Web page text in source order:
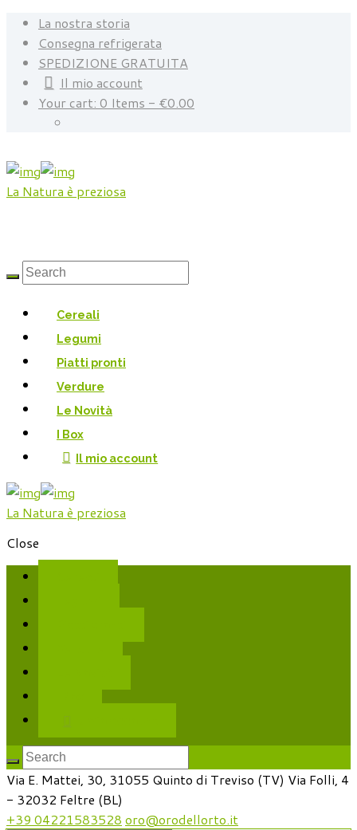
La nostra storia
Consegna refrigerata
SPEDIZIONE GRATUITA
Il mio account
Your cart: 0 Items - €0.00
La Natura è preziosa
Cereali
Legumi
Piatti pronti
Verdure
Le Novità
I Box
Il mio account
La Natura è preziosa
Close
Via E. Mattei, 30, 31055 Quinto di Treviso (TV) Via Folli, 4
- 32032 Feltre (BL)
+39 04221583528 oro@orodellorto.it